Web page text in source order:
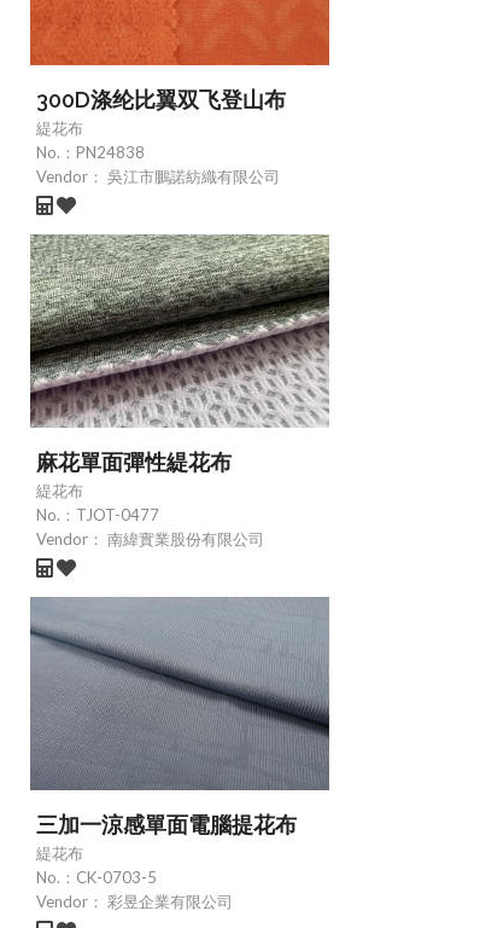
300D涤纶比翼双飞登山布
緹花布
No.： PN24838
Vendor： 吳江市鵬諾紡織有限公司
麻花單面彈性緹花布
緹花布
No.： TJOT-0477
Vendor： 南緯實業股份有限公司
三加一涼感單面電腦提花布
緹花布
No.： CK-0703-5
Vendor： 彩昱企業有限公司